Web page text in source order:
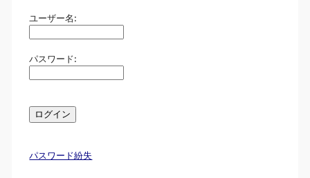
ユーザー名:
パスワード:
パスワード紛失